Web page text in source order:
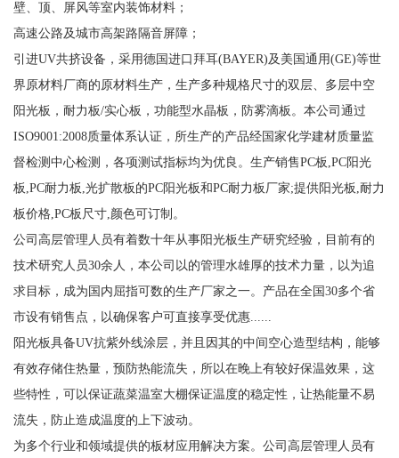
壁、顶、屏风等室内装饰材料；
高速公路及城市高架路隔音屏障；
引进UV共挤设备，采用德国进口拜耳(BAYER)及美国通用(GE)等世
界原材料厂商的原材料生产，生产多种规格尺寸的双层、多层中空
阳光板，耐力板/实心板，功能型水晶板，防雾滴板。本公司通过
ISO9001:2008质量体系认证，所生产的产品经国家化学建材质量监
督检测中心检测，各项测试指标均为优良。生产销售PC板,PC阳光
板,PC耐力板,光扩散板的PC阳光板和PC耐力板厂家;提供阳光板,耐力
板价格,PC板尺寸,颜色可订制。
公司高层管理人员有着数十年从事阳光板生产研究经验，目前有的
技术研究人员30余人，本公司以的管理水雄厚的技术力量，以为追
求目标，成为国内屈指可数的生产厂家之一。产品在全国30多个省
市设有销售点，以确保客户可直接享受优惠......
阳光板具备UV抗紫外线涂层，并且因其的中间空心造型结构，能够
有效存储住热量，预防热能流失，所以在晚上有较好保温效果，这
些特性，可以保证蔬菜温室大棚保证温度的稳定性，让热能量不易
流失，防止造成温度的上下波动。
为多个行业和领域提供的板材应用解决方案。公司高层管理人员有